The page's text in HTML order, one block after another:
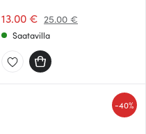
13.00 € 25.00 €
Saatavilla
-40%